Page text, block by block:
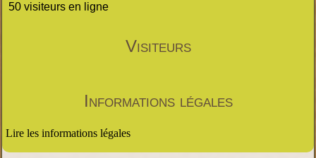
50 visiteurs en ligne
Visiteurs
Informations légales
Lire les informations légales